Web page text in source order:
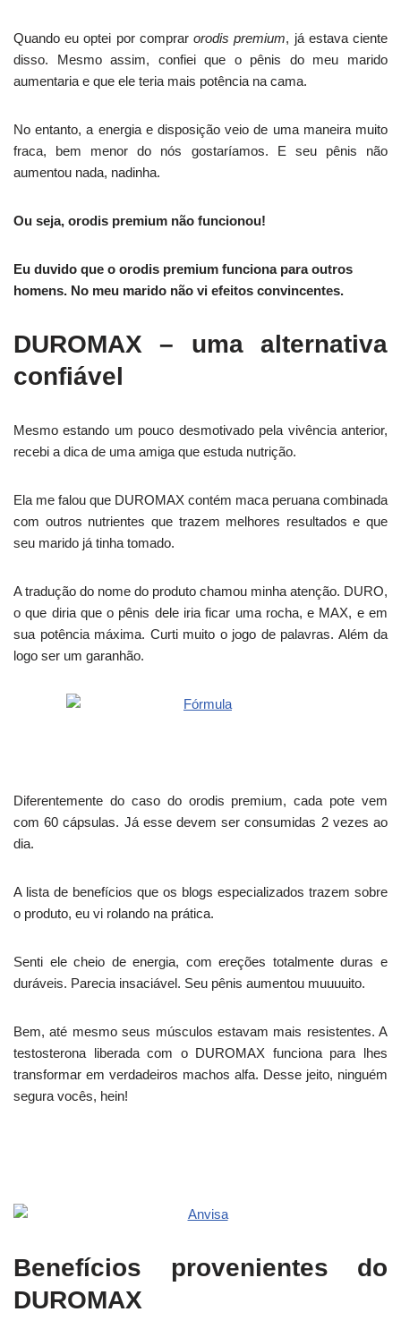
Quando eu optei por comprarorodis premium, já estava ciente
disso. Mesmo assim, confiei que o pênis do meu marido
aumentaria e que ele teria mais potência na cama.
No entanto, a energia e disposição veio de uma maneira muito
fraca, bem menor do nós gostaríamos. E seu pênis não
aumentou nada, nadinha.
Ou seja, orodis premium não funcionou!
Eu duvido que o orodis premium funciona para outros
homens. No meu marido não vi efeitos convincentes.
DUROMAX – uma alternativa
confiável
Mesmo estando um pouco desmotivado pela vivência anterior,
recebi a dica de uma amiga que estuda nutrição.
Ela me falou que DUROMAX contém maca peruana combinada
com outros nutrientes que trazem melhores resultados e que
seu marido já tinha tomado.
A tradução do nome do produto chamou minha atenção. DURO,
o que diria que o pênis dele iria ficar uma rocha, e MAX, e em
sua potência máxima. Curti muito o jogo de palavras. Além da
logo ser um garanhão.
Diferentemente do caso do orodis premium, cada pote vem
com 60 cápsulas. Já esse devem ser consumidas 2 vezes ao
dia.
A lista de benefícios que os blogs especializados trazem sobre
o produto, eu vi rolando na prática.
Senti ele cheio de energia, com ereções totalmente duras e
duráveis. Parecia insaciável. Seu pênis aumentou muuuuito.
Bem, até mesmo seus músculos estavam mais resistentes. A
testosterona liberada com o DUROMAX funciona para lhes
transformar em verdadeiros machos alfa. Desse jeito, ninguém
segura vocês, hein!
Benefícios provenientes do
DUROMAX